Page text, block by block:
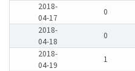
2018-
04-17
0
2018-
04-18
0
2018-
04-19
1